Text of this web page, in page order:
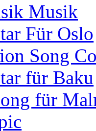
Musik
Für Oslo
Song
für Baku
für